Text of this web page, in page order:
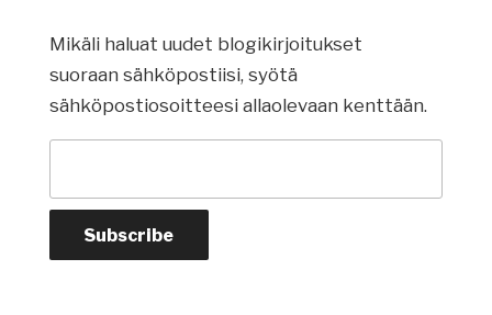
Mikäli haluat uudet blogikirjoitukset
suoraan sähköpostiisi, syötä
sähköpostiosoitteesi allaolevaan kenttään.